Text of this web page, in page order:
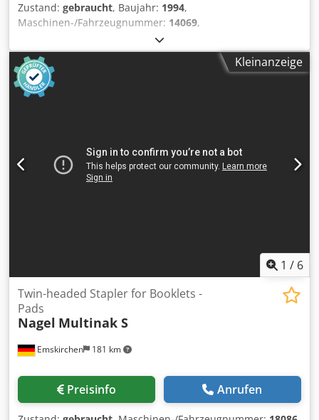
Zustand: gebraucht, Baujahr: 1994,
Maschinen-/Fahrzeugnummer: 14069,
Doppelkopfheftmaschine für Broschüren - Twin-headed
Stapler for Booklets - Pads Nagel Multinak SYear 1994 -
Serial-No. 14069 Online-Video-Inspection by Skype-Video
We would be very pleased with your visit - more machines
on Stock Available Immediately - Can be inspect On Stock
Kleinanzeige
1 / 6
Emskirchen 181 km
Twin-headed Stapler for Booklets -
Pads
Nagel Multinak S
Preisinfo Anrufen